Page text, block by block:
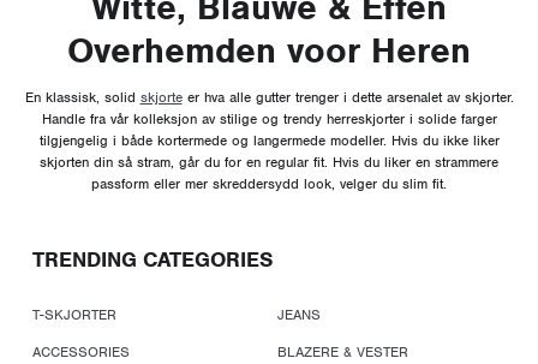
Overhemden voor Heren
En klassisk, solid skjorteer hva alle gutter trenger i dette arsenalet av skjorter.
Handle fra vår kolleksjon av stilige og trendy herreskjorter i solide farger
tilgjengelig i både kortermede og langermede modeller. Hvis du ikke liker
skjorten din så stram, går du for en regular fit. Hvis du liker en strammere
passform eller mer skreddersydd look, velger du slim fit.
TRENDING CATEGORIES
T-SKJORTER
JEANS
ACCESSORIES
BLAZERE & VESTER